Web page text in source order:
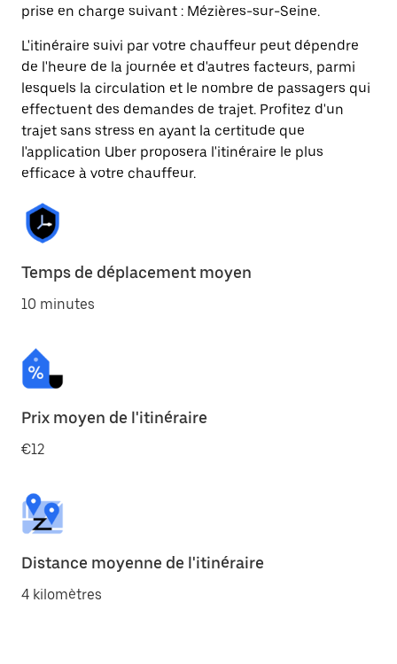
prise en charge suivant : Mézières-sur-Seine.
L'itinéraire suivi par votre chauffeur peut dépendre
de l'heure de la journée et d'autres facteurs, parmi
lesquels la circulation et le nombre de passagers qui
effectuent des demandes de trajet. Profitez d'un
trajet sans stress en ayant la certitude que
l'application Uber proposera l'itinéraire le plus
efficace à votre chauffeur.
Temps de déplacement moyen
10 minutes
Prix moyen de l'itinéraire
€12
Distance moyenne de l'itinéraire
4 kilomètres